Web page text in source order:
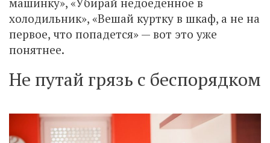
холодильник», «Вешай куртку в шкаф, а не на
первое, что попадется» — вот это уже
понятнее.
Не путай грязь с беспорядком